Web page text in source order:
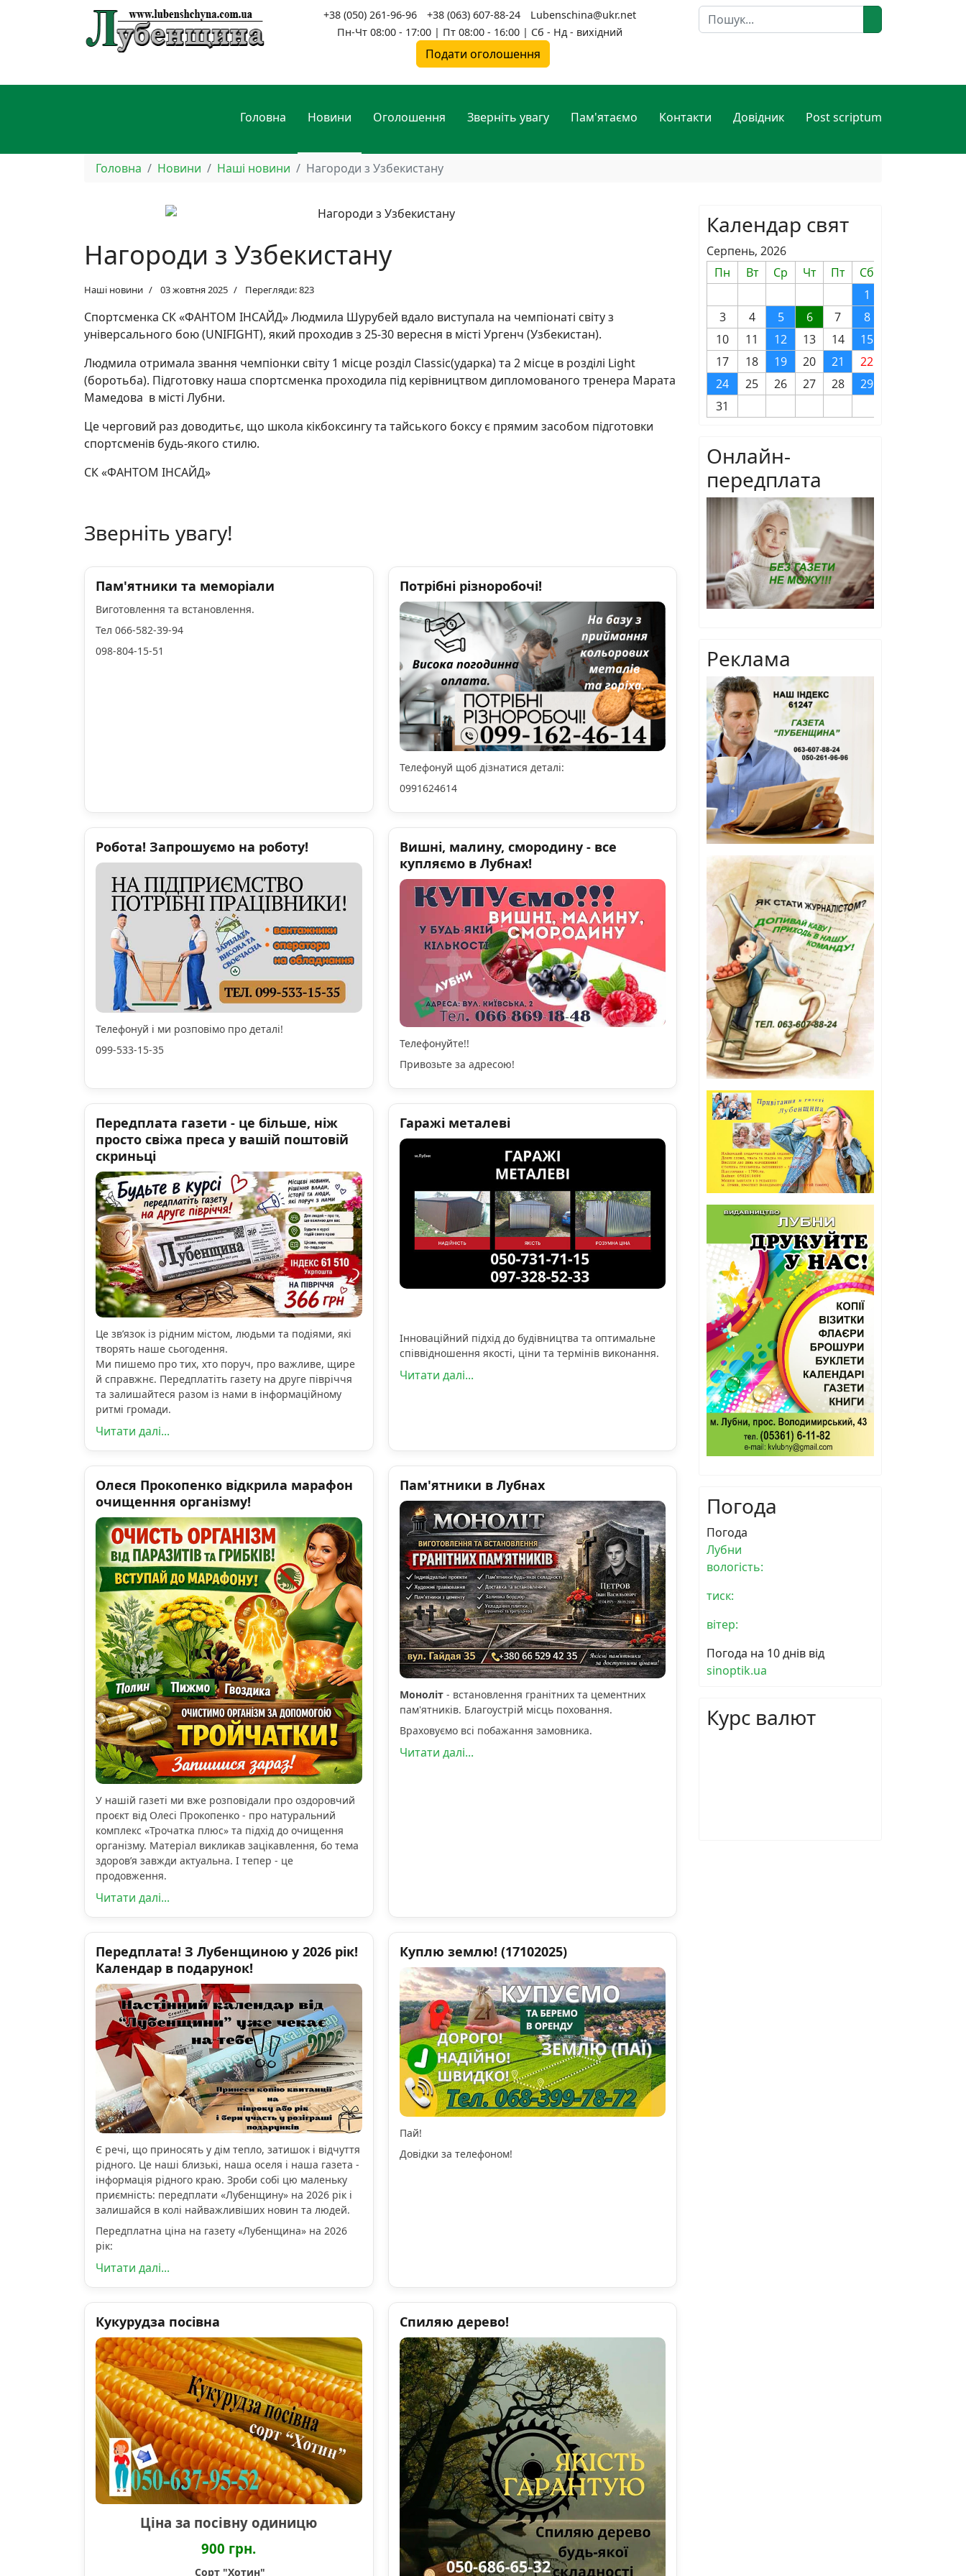
+38 (050) 261-96-96 +38 (063) 607-88-24
Lubenschina@ukr.net
Пн-Чт 08:00 - 17:00 | Пт 08:00 - 16:00 | Сб - Нд - вихідний
Подати оголошення
Пошук
Головна Новини Оголошення Зверніть увагу Пам'ятаємо Контакти Довідник Post scriptum
Головна Новини Наші новини Нагороди з Узбекистану
Нагороди з Узбекистану
Наші новини 03 жовтня 2025 Перегляди: 823
Спортсменка СК «ФАНТОМ ІНСАЙД» Людмила Шурубей вдало виступала на чемпіонаті світу з
універсального бою (UNIFIGHT), який проходив з 25-30 вересня в місті Ургенч (Узбекистан).
Людмила отримала звання чемпіонки світу 1 місце розділ Classic(ударка) та 2 місце в розділі Light
(боротьба). Підготовку наша спортсменка проходила під керівництвом дипломованого тренера Марата
Мамедова в місті Лубни.
Це черговий раз доводитьє, що школа кікбоксингу та тайського боксу є прямим засобом підготовки
спортсменів будь-якого стилю.
СК «ФАНТОМ ІНСАЙД»
Зверніть увагу!
Пам'ятники та меморіали
Виготовлення та встановлення.
Тел 066-582-39-94
098-804-15-51
Потрібні різноробочі!
Телефонуй щоб дізнатися деталі:
0991624614
Робота! Запрошуємо на роботу!
Телефонуй і ми розповімо про деталі!
099-533-15-35
Вишні, малину, смородину - все
купляємо в Лубнах!
Телефонуйте!!
Привозьте за адресою!
Передплата газети - це більше, ніж
просто свіжа преса у вашій поштовій
скриньці
Це зв’язок із рідним містом, людьми та подіями, які
творять наше сьогодення.
Ми пишемо про тих, хто поруч, про важливе, щире
й справжнє. Передплатіть газету на друге півріччя
та залишайтеся разом із нами в інформаційному
ритмі громади.
Читати далі...
Гаражі металеві
Інноваційний підхід до будівництва та оптимальне
співвідношення якості, ціни та термінів виконання.
Читати далі...
Олеся Прокопенко відкрила марафон
очищенння організму!
У нашій газеті ми вже розповідали про оздоровчий
проєкт від Олесі Прокопенко - про натуральний
комплекс «Трочатка плюс» та підхід до очищення
організму. Матеріал викликав зацікавлення, бо тема
здоров’я завжди актуальна. І тепер - це
продовження.
Читати далі...
Пам'ятники в Лубнах
Моноліт- встановлення гранітних та цементних
пам'ятників. Благоустрій місць поховання.
Враховуємо всі побажання замовника.
Читати далі...
Передплата! З Лубенщиною у 2026 рік!
Календар в подарунок!
Є речі, що приносять у дім тепло, затишок і відчуття
рідного. Це наші близькі, наша оселя і наша газета -
інформація рідного краю. Зроби собі цю маленьку
приємність: передплати «Лубенщину» на 2026 рік і
залишайся в колі найважливіших новин та людей.
Передплатна ціна на газету «Лубенщина» на 2026
рік:
Читати далі...
Куплю землю! (17102025)
Пай!
Довідки за телефоном!
Кукурудза посівна
Ціна за посівну одиницю
900 грн.
Сорт "Хотин"
Спиляю дерево!
Календар свят
Серпень, 2026
Пн
Вт Ср Чт Пт Сб
1
3
4 5 6 7 8
10
11 12 13 14 15
17
18 19 20 21 22
24
25 26 27 28 29
31
Онлайн-
передплата
Реклама
Погода
Погода
Лубни
вологість:
тиск:
вітер:
Погода на 10 днів від
sinoptik.ua
Курс валют